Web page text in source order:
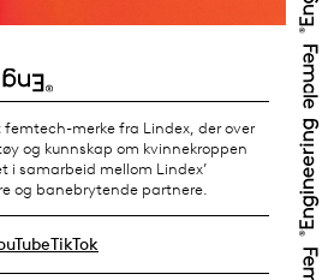
merke fra Lindex, der over
og kunnskap om kvinnekroppen
i samarbeid mellom Lindex’
og banebrytende partnere.
TikTok